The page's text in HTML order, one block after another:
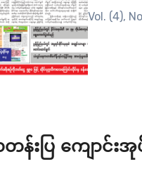
Vol. (4),
န်းပြ ကျောင်